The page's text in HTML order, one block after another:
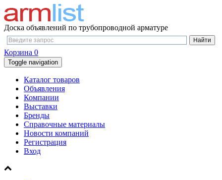
Доска объявлений по трубопроводной арматуре
Корзина 0
Toggle navigation
Каталог товаров
Объявления
Компании
Выставки
Бренды
Справочные материалы
Новости компаний
Регистрация
Вход